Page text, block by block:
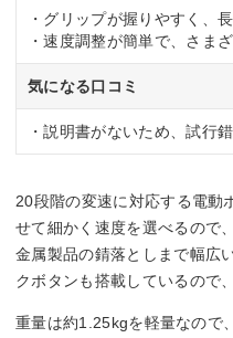
・グリップが握りやすく、
・速度調整が簡単で、さま
気になる口コミ
・説明書がないため、試行
20段階の変速に対応する電動
せて細かく速度を選べるので
金属製品の錆落としまで幅広
クボタンも搭載しているので
重量は約1.25kgを軽量なので